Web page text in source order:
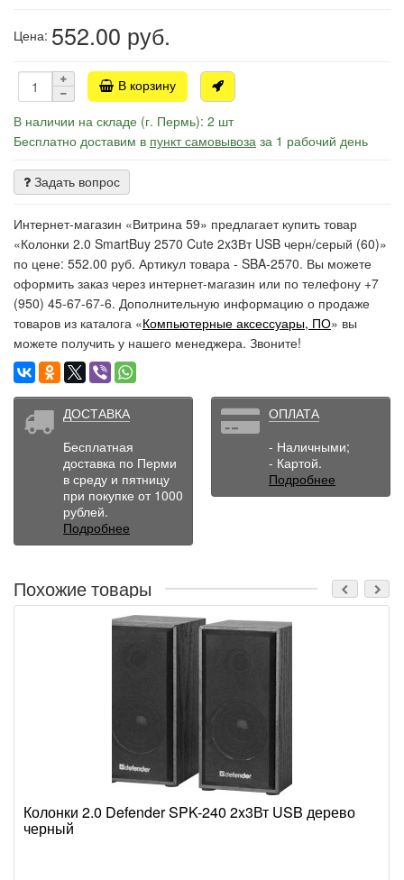
Цена: 552.00 руб.
В корзину
В наличии на складе (г. Пермь): 2 шт
Бесплатно доставим в пункт самовывоза за 1 рабочий день
Задать вопрос
Интернет-магазин «Витрина 59» предлагает купить товар
«Колонки 2.0 SmartBuy 2570 Cute 2x3Вт USB черн/серый (60)»
по цене: 552.00 руб. Артикул товара - SBA-2570. Вы можете
оформить заказ через интернет-магазин или по телефону +7
(950) 45-67-67-6. Дополнительную информацию о продаже
товаров из каталога «Компьютерные аксессуары, ПО» вы
можете получить у нашего менеджера. Звоните!
ДОСТАВКА
Бесплатная
доставка по Перми
в среду и пятницу
при покупке от 1000
рублей.
Подробнее
ОПЛАТА
- Наличными;
- Картой.
Подробнее
Похожие товары
Колонки 2.0 Defender SPK-240 2x3Вт USB дерево
черный